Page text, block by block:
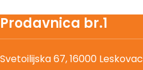
Prodavnica br.1
Svetoilijska 67, 16000 Leskovac